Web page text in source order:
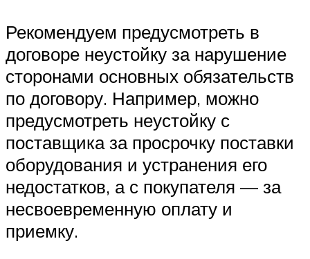
Рекомендуем предусмотреть в
договоре неустойку за нарушение
сторонами основных обязательств
по договору. Например, можно
предусмотреть неустойку с
поставщика за просрочку поставки
оборудования и устранения его
недостатков, а с покупателя — за
несвоевременную оплату и
приемку.